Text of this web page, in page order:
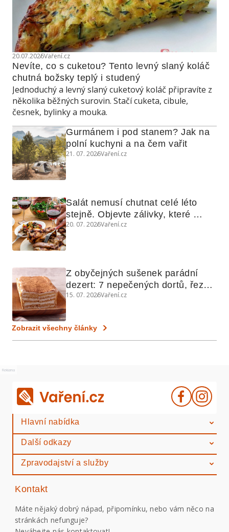
20.07.2026Vaření.cz
Nevíte, co s cuketou? Tento levný slaný koláč
chutná božsky teplý i studený
Jednoduchý a levný slaný cuketový koláč připravíte z
několika běžných surovin. Stačí cuketa, cibule,
česnek, bylinky a mouka.
Gurmánem i pod stanem? Jak na
polní kuchyni a na čem vařit
21. 07. 2026Vaření.cz
Salát nemusí chutnat celé léto
stejně. Objevte zálivky, které
využijete i na maso, nudle nebo
20. 07. 2026Vaření.cz
Z obyčejných sušenek parádní
dezert: 7 nepečených dortů, řezů
a koláčů
15. 07. 2026Vaření.cz
Zobrazit všechny články
Reklama
Hlavní nabídka
Další odkazy
Zpravodajství a služby
Kontakt
Máte nějaký dobrý nápad, připomínku, nebo vám něco na
stránkách nefunguje?